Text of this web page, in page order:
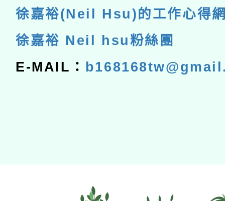
徐嘉裕(Neil Hsu)的工作心得
徐嘉裕 Neil hsu粉絲團
E-MAIL：